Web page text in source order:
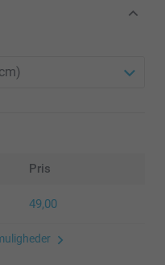
Pris
49,00